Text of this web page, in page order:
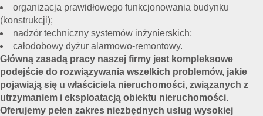
organizacja prawidłowego funkcjonowania budynku
(konstrukcji);
nadzór techniczny systemów inżynierskich;
całodobowy dyżur alarmowo-remontowy.
Główną zasadą pracy naszej firmy jest kompleksowe
podejście do rozwiązywania wszelkich problemów, jakie
pojawiają się u właściciela nieruchomości, związanych z
utrzymaniem i eksploatacją obiektu nieruchomości.
Oferujemy pełen zakres niezbędnych usług wysokiej